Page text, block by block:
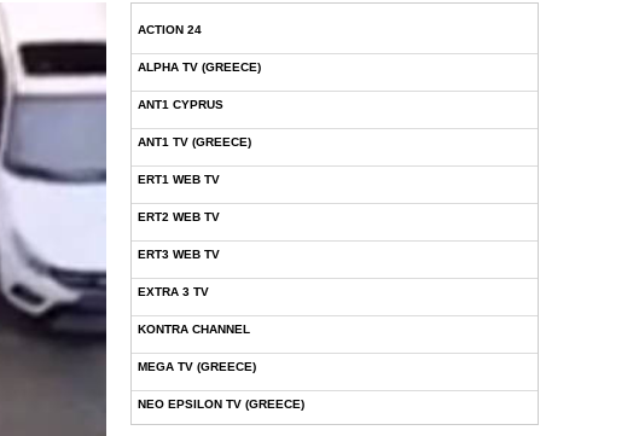
ACTION 24
ALPHA TV (GREECE)
ANT1 CYPRUS
ANT1 TV (GREECE)
ERT1 WEB TV
ERT2 WEB TV
ERT3 WEB TV
EXTRA 3 TV
KONTRA CHANNEL
MEGA TV (GREECE)
NEO EPSILON TV (GREECE)